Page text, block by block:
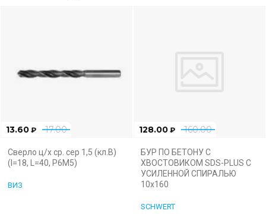
17.00
13.60 ₽
Сверло ц/х ср. сер 1,5 (кл.В)
(l=18, L=40, Р6М5)
ВИЗ
160.00
128.00 ₽
БУР ПО БЕТОНУ С
ХВОСТОВИКОМ SDS-PLUS С
УСИЛЕННОЙ СПИРАЛЬЮ
10х160
SCHWERT